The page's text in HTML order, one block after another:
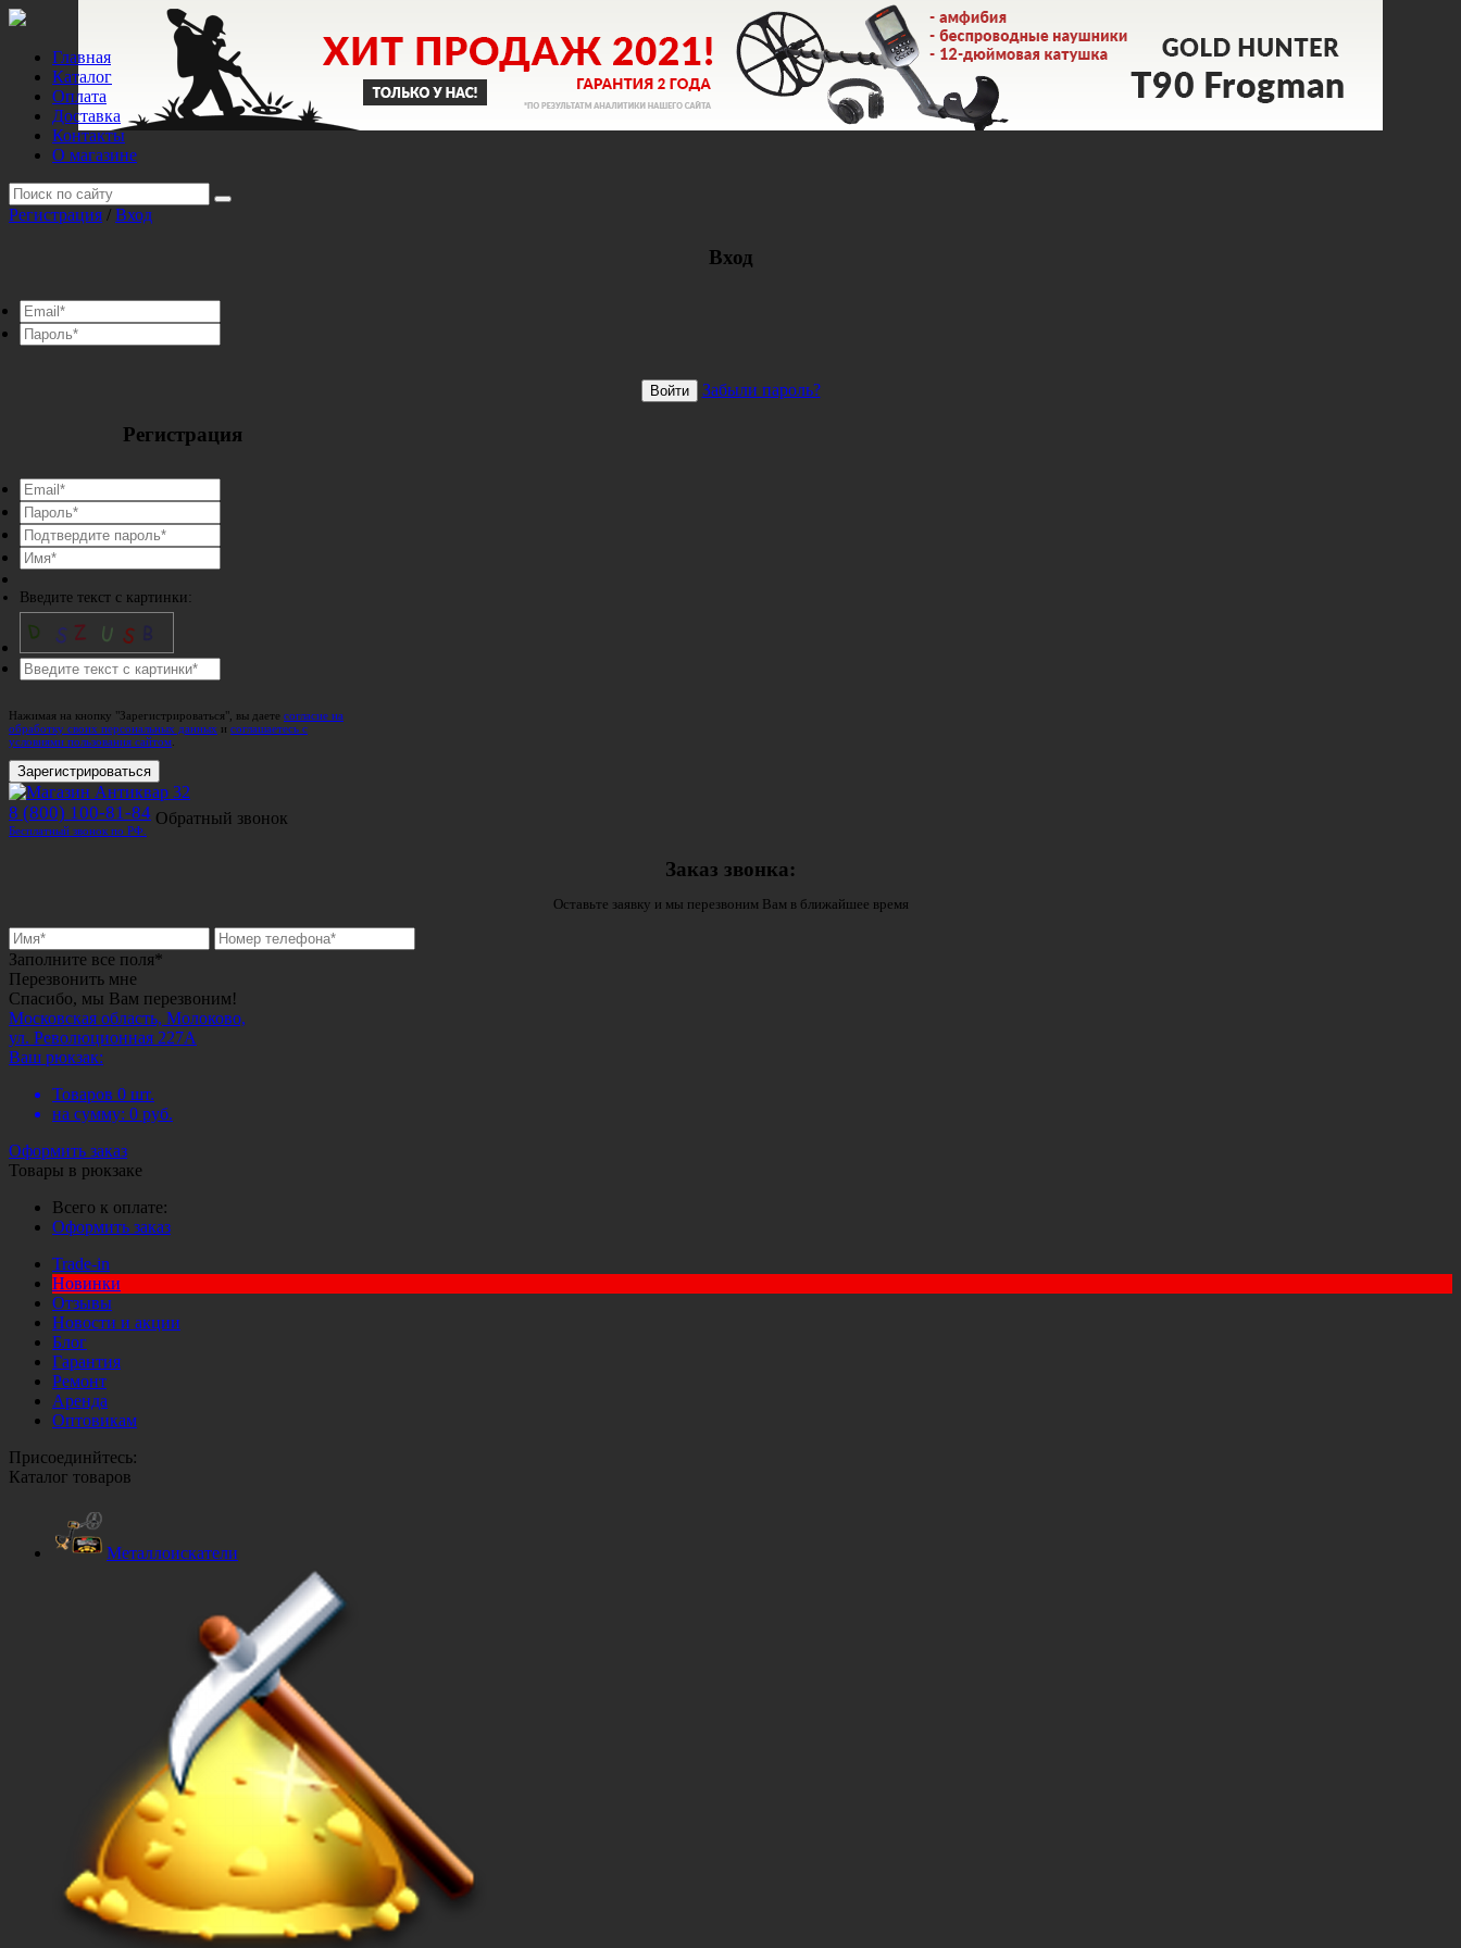
Главная
Каталог
Оплата
Доставка
Контакты
О магазине
Регистрация / Вход
Вход
Войти Забыли пароль?
Регистрация
Введите текст с картинки:
Нажимая на кнопку "Зарегистрироваться", вы даете согласие на
обработку своих персональных данных и соглашаетесь с
условиями пользования сайтом
Зарегистрироваться
8 (800) 100-81-84
Бесплатный звонок по РФ.
Обратный звонок
Заказ звонка:
Оставьте заявку и мы перезвоним Вам в ближайшее время
Заполните все поля*
Перезвонить мне
Спасибо, мы Вам перезвоним!
Московская область, Молоково,
ул. Революционная 227А
Ваш рюкзак:
Товаров 0 шт.
на сумму: 0 руб.
Оформить заказ
Товары в рюкзаке
Всего к оплате:
Оформить заказ
Trade-in
Новинки
Отзывы
Новости и акции
Блог
Гарантия
Ремонт
Аренда
Оптовикам
Присоединйтесь:
Каталог товаров
Металлоискатели